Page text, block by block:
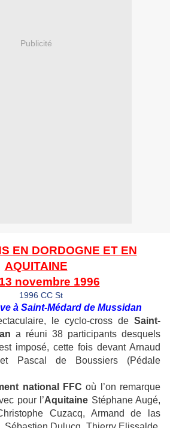
Publicité
EN DORDOGNE ET EN
AQUITAINE
novembre 1996
à Saint-Médard de Mussidan
le cyclo-cross de Saint-
a réuni 38 participants desquels
imposé, cette fois devant Arnaud
Pascal de Boussiers (Pédale
national FFC où l’on remarque
pour l’Aquitaine Stéphane Augé,
Cuzacq, Armand de las